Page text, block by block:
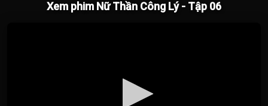
Xem phim Nữ Thần Công Lý - Tập 06